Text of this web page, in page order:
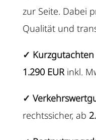
zur Seite. Dabei
Qualität und
✓ Kurzgutachten
1.290 EURinkl.
✓
rechtssicher, ab